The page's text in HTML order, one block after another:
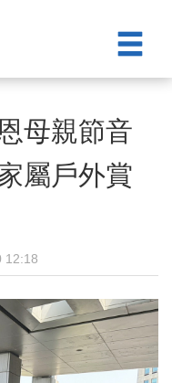
母親節音
屬戶外賞
12:18